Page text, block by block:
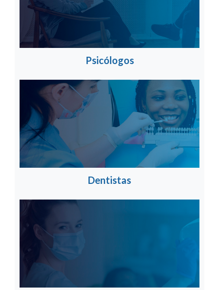
Psicólogos
Dentistas